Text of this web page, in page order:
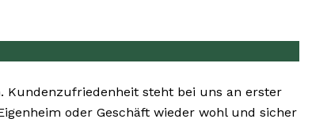
Kundenzufriedenheit steht bei uns an erster
oder Geschäft wieder wohl und sicher